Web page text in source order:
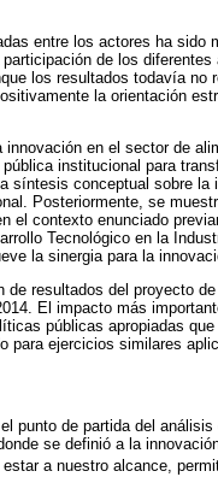
entre los actores ha
de los
los resultados todavía
la orientación
en el sector de
institucional para
síntesis conceptual sobre
Posteriormente, se
el contexto enunciado
Tecnológico en la
la sinergia para la
resultados del proyecto
El impacto más
públicas apropiadas
para ejercicios similares
punto de partida del
se definió a la
a nuestro alcance,